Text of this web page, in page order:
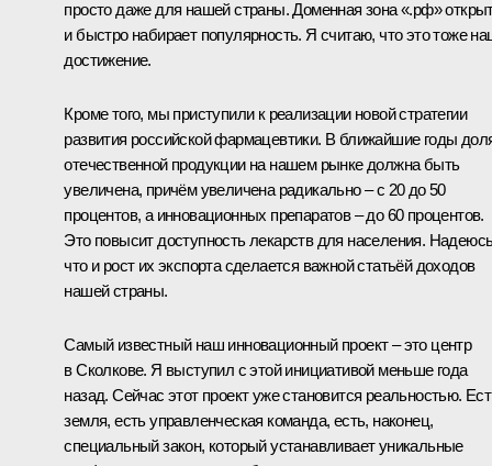
просто даже для нашей страны. Доменная зона «.рф»
и быстро набирает популярность. Я считаю, что это тоже
достижение.
Кроме того, мы приступили к реализации новой стратегии
развития российской фармацевтики. В ближайшие годы
отечественной продукции на нашем рынке должна быть
увеличена, причём увеличена радикально – с 20 до 50
процентов, а инновационных препаратов – до 60 процентов.
Это повысит доступность лекарств для населения.
что и рост их экспорта сделается важной статьёй доходов
нашей страны.
Самый известный наш инновационный проект – это центр
в Сколкове. Я выступил с этой инициативой меньше года
назад. Сейчас этот проект уже становится реальностью.
земля, есть управленческая команда, есть, наконец,
специальный закон, который устанавливает уникальные